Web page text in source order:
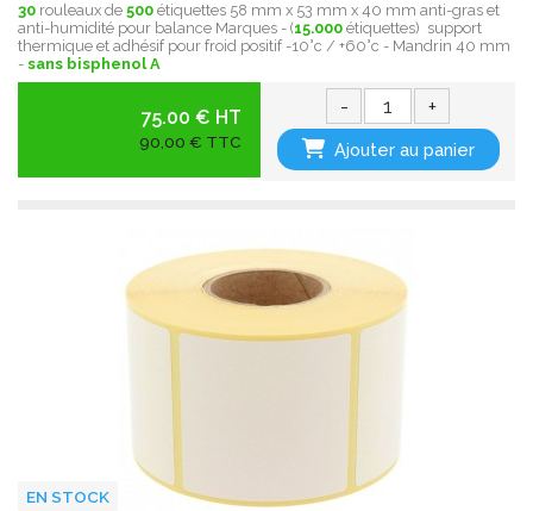
30 rouleaux de 500 étiquettes 58 mm x 53 mm x 40 mm anti-gras et
anti-humidité pour balance Marques - (15.000 étiquettes) support
thermique et adhésif pour froid positif -10°c / +60°c - Mandrin 40 mm
- sans bisphenol A
75.00 € HT
90,00 € TTC
- +
Ajouter au panier
EN STOCK